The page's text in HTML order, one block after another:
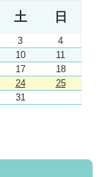
土 日
3
4
10
11
17
18
24
25
31